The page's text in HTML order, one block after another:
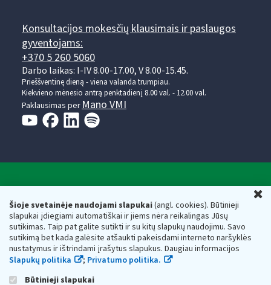
Šioje svetainėje naudojami slapukai(angl. cookies). Būtinieji
slapukai įdiegiami automatiškai ir jiems nėra reikalingas Jūsų
sutikimas. Taip pat galite sutikti ir su kitų slapukų naudojimu. Savo
sutikimą bet kada galėsite atšaukti pakeisdami interneto naršyklės
nustatymus ir ištrindami įrašytus slapukus. Daugiau informacijos
Slapukų politika
; Privatumo politika.
Būtinieji slapukai
Konsultacijos mokesčių klausimais ir paslaugos
gyventojams:
+370 5 260 5060
Darbo laikas: I-IV 8.00-17.00, V 8.00-15.45.
Prieššventinę dieną - viena valanda trumpiau.
Kiekvieno mėnesio antrą penktadienį 8.00 val. - 12.00 val.
Paklausimas per Mano VMI
Respublikos finansų ministerijos
Biudžetinė įstaiga. Juridinio asmens kodas — 188659752,
adresas: Vasario 16-osios g. 14, 01107 Vilnius, Lietuva, el.paštas:
vmi@vmi.lt, E. pristatymo dėžutės adresas 188659752
Duomenys apie Valstybinę mokesčių inspekciją prie Lietuvos
Respublikos finansų ministerijos kaupiami ir saugomi Juridinių